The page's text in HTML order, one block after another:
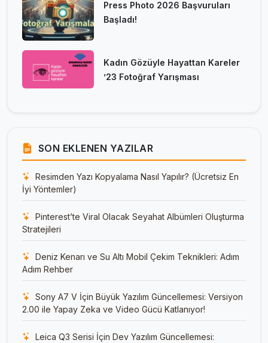
Press Photo 2026 Başvuruları
Başladı!
Kadın Gözüyle Hayattan Kareler
’23 Fotoğraf Yarışması
SON EKLENEN YAZILAR
Resimden Yazı Kopyalama Nasıl Yapılır? (Ücretsiz En
İyi Yöntemler)
Pinterest’te Viral Olacak Seyahat Albümleri Oluşturma
Stratejileri
Deniz Kenarı ve Su Altı Mobil Çekim Teknikleri: Adım
Adım Rehber
Sony A7 V İçin Büyük Yazılım Güncellemesi: Versiyon
2.00 ile Yapay Zeka ve Video Gücü Katlanıyor!
Leica Q3 Serisi İçin Dev Yazılım Güncellemesi: